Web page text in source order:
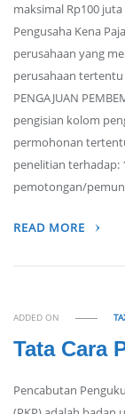
maksimal Rp100
Pengusaha Kena
perusahaan yang
perusahaan tertentu
PENGAJUAN
pengisian kolom
permohonan
penelitian terhadap:
pemotongan/
READ MORE
ADDED ON
Tata Cara
Pencabutan